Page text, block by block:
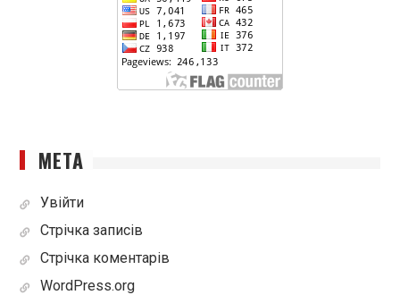
МЕТА
Увійти
Стрічка записів
Стрічка коментарів
WordPress.org